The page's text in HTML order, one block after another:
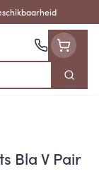
Zoek
Bla V Pair